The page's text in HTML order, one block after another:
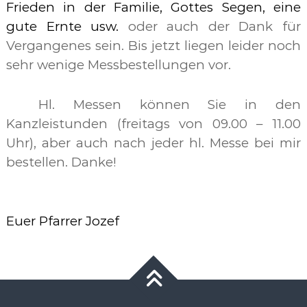
Frieden in der Familie, Gottes Segen, eine
gute Ernte usw. oder auch der Dank für
Vergangenes sein. Bis jetzt liegen leider noch
sehr wenige Messbestellungen vor.
Hl. Messen können Sie in den
Kanzleistunden (freitags von 09.00 – 11.00
Uhr), aber auch nach jeder hl. Messe bei mir
bestellen. Danke!
Euer Pfarrer Jozef